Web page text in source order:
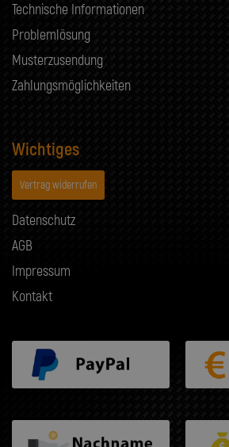
Technische Informationen
Problemlösung
Musterzusendung
Zahlungsmöglichkeiten
Wichtiges
Vertrag widerrufen
Datenschutz
AGB
Impressum
Kontakt